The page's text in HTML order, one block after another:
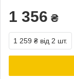
1 356 ₴
1 259 ₴ від 2 шт.